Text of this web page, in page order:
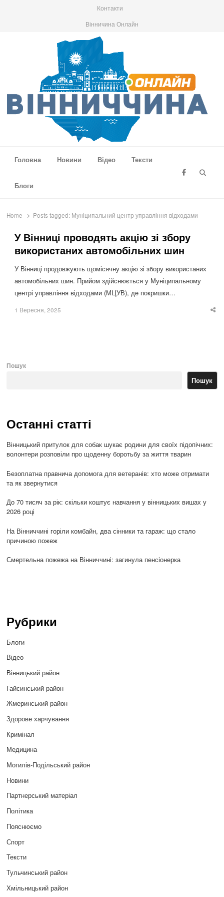
Контакти
Вінничина Онлайн
Головна
Новини Відео Тексти
Блоги
Home Posts tagged: Муніципальний центр управління відходами
У Вінниці проводять акцію зі збору
використаних автомобільних шин
У Вінниці продовжують щомісячну акцію зі збору використаних
автомобільних шин. Прийом здійснюється у Муніципальному
центрі управління відходами (МЦУВ), де покришки…
1 Вересня, 2025
Пошук
Пошук
Останні статті
Вінницький притулок для собак шукає родини для своїх підопічних:
волонтери розповіли про щоденну боротьбу за життя тварин
Безоплатна правнича допомога для ветеранів: хто може отримати
та як звернутися
До 70 тисяч за рік: скільки коштує навчання у вінницьких вишах у
2026 році
На Вінниччині горіли комбайн, два сінники та гараж: що стало
причиною пожеж
Смертельна пожежа на Вінниччині: загинула пенсіонерка
Рубрики
Блоги
Відео
Вінницький район
Гайсинський район
Жмеринський район
Здорове харчування
Кримінал
Медицина
Могилів-Подільський район
Новини
Партнерський матеріал
Політика
Пояснюємо
Спорт
Тексти
Тульчинський район
Хмільницький район